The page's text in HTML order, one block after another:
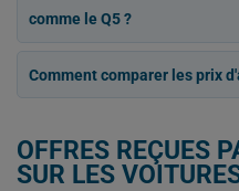
comme le Q5 ?
Comment comparer les prix
OFFRES REÇUES
SUR LES